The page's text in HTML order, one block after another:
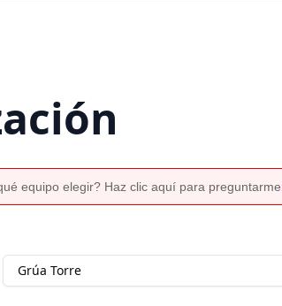
equipo elegir? Haz clic aquí para preguntarme.
Grúa Torre